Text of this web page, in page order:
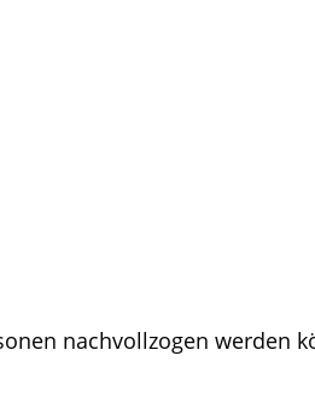
nachvollzogen werden